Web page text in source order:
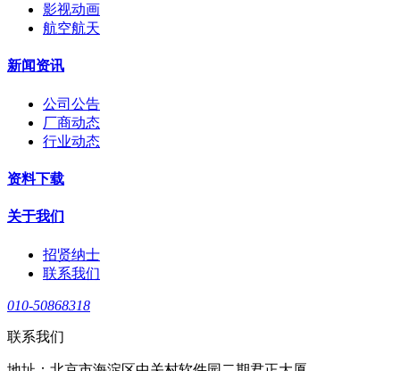
影视动画
航空航天
新闻资讯
公司公告
厂商动态
行业动态
资料下载
关于我们
招贤纳士
联系我们
010-50868318
联系我们